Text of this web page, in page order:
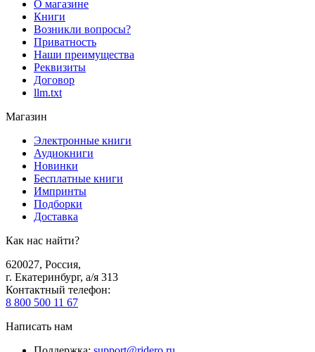
О магазине
Книги
Возникли вопросы?
Приватность
Наши преимущества
Реквизиты
Договор
llm.txt
Магазин
Электронные книги
Аудиокниги
Новинки
Бесплатные книги
Импринты
Подборки
Доставка
Как нас найти?
620027, Россия,
г. Екатеринбург, а/я 313
Контактный телефон:
8 800 500 11 67
Написать нам